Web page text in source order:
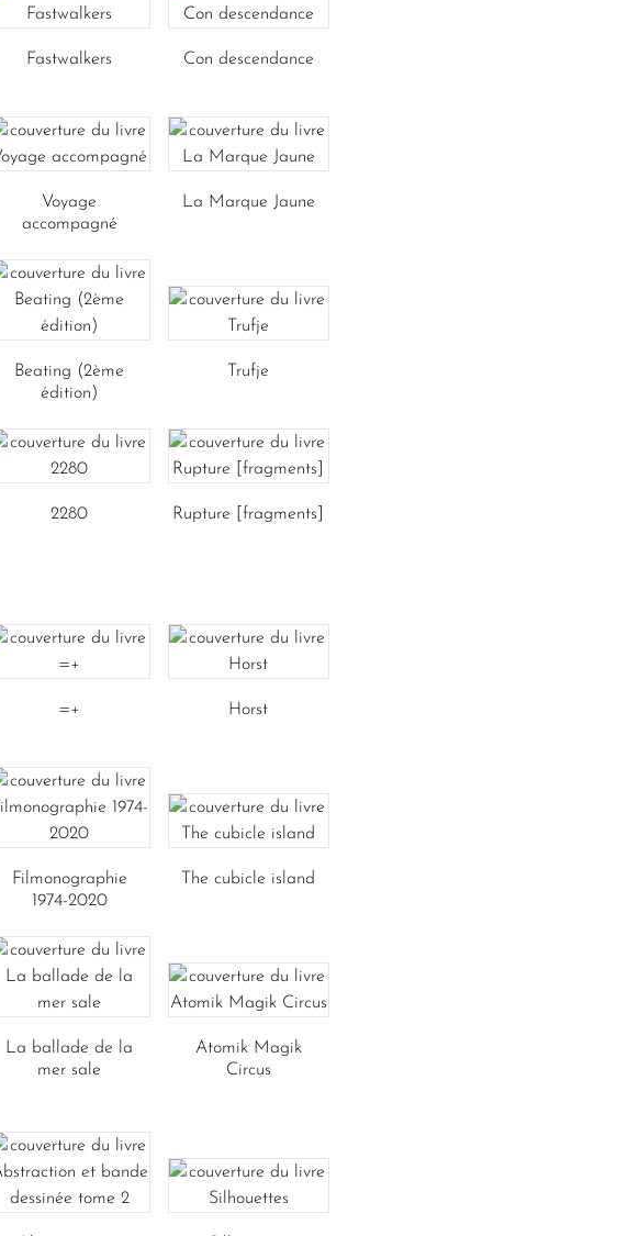
Fastwalkers Con descendance
Voyage
accompagné
La Marque Jaune
Beating (2ème
édition)
Trufje
2280 Rupture [fragments]
=+ Horst
Filmonographie
1974-2020
The cubicle island
La ballade de la
mer sale
Atomik Magik
Circus